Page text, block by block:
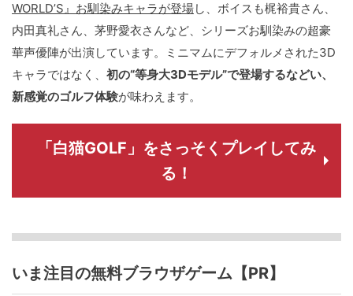
WORLD’S』お馴染みキャラが登場し、ボイスも梶裕貴さん、
内田真礼さん、茅野愛衣さんなど、シリーズお馴染みの超豪
華声優陣が出演しています。ミニマムにデフォルメされた3D
キャラではなく、 初の“等身大3Dモデル”で登場するなどい、
新感覚のゴルフ体験が味わえます。
「白猫GOLF」をさっそくプレイしてみ
る！
いま注目の無料ブラウザゲーム【PR】